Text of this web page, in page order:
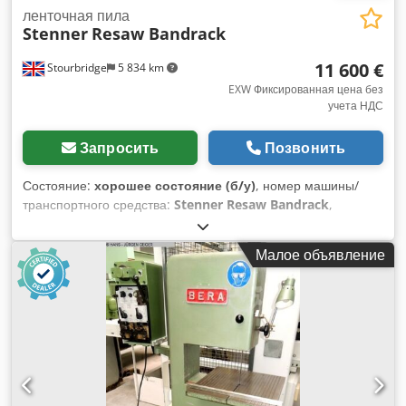
Stourbridge 5 834 km
ленточная пила
Stenner Resaw Bandrack
11 600 €
EXW Фиксированная цена без
учета НДС
Запросить Позвонить
Состояние: хорошее состояние (б/у), номер машины/
транспортного средства: Stenner Resaw Bandrack,
полностью работоспособен
высота:2 350 мм, общая длина:5 410 мм, общая ширина:
1 700 мм
, высота стола:1 100 мм
, Оборудование:
моторный тормоз, В отличном рабочем состоянии,
полностью готов к эксплуатации. Надежная и прочная
машина, идеально подходит для лесопильного
производства. Cjdpfx Acszrpaujyjrf Пожалуйста, свяжитесь
с нами, если вам потребуется дополнительная
информация или вы захотите договориться о просмотре.
Возможность увидеть машину в работе.
Малое объявление